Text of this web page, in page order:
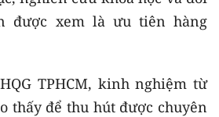
được xem là ưu tiên hàng
TPHCM, kinh nghiệm từ
thấy để thu hút được chuyên